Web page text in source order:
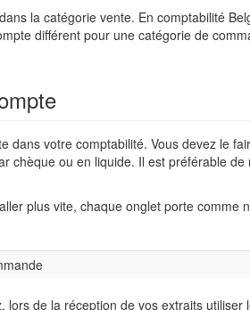
la catégorie vente. En comptabilité
différent pour une catégorie de
dans votre comptabilité. Vous devez le
chèque ou en liquide. Il est préférable
plus vite, chaque onglet porte
de la réception de vos extraits utiliser